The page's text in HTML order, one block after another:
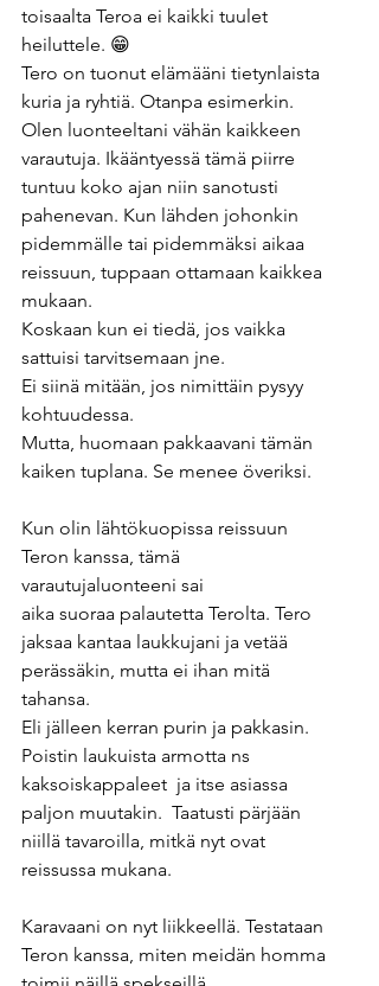
toisaalta Teroa ei kaikki tuulet
heiluttele. 😁
Tero on tuonut elämääni tietynlaista
kuria ja ryhtiä. Otanpa esimerkin.
Olen luonteeltani vähän kaikkeen
varautuja. Ikääntyessä tämä piirre
tuntuu koko ajan niin sanotusti
pahenevan. Kun lähden johonkin
pidemmälle tai pidemmäksi aikaa
reissuun, tuppaan ottamaan kaikkea
mukaan.
Koskaan kun ei tiedä, jos vaikka
sattuisi tarvitsemaan jne.
Ei siinä mitään, jos nimittäin pysyy
kohtuudessa.
Mutta, huomaan pakkaavani tämän
kaiken tuplana. Se menee överiksi.
Kun olin lähtökuopissa reissuun
Teron kanssa, tämä
varautujaluonteeni sai
aika suoraa palautetta Terolta. Tero
jaksaa kantaa laukkujani ja vetää
perässäkin, mutta ei ihan mitä
tahansa.
Eli jälleen kerran purin ja pakkasin.
Poistin laukuista armotta ns
kaksoiskappaleet  ja itse asiassa
paljon muutakin.  Taatusti pärjään
niillä tavaroilla, mitkä nyt ovat
reissussa mukana.
Karavaani on nyt liikkeellä. Testataan
Teron kanssa, miten meidän homma